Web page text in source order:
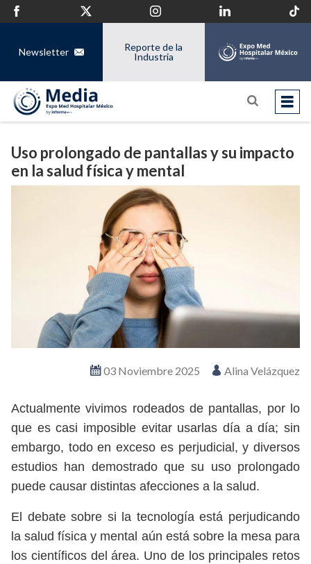
Newsletter
Reporte de la
Industria
Uso prolongado de pantallas y su impacto
en la salud física y mental
03 Noviembre 2025 Alina Velázquez
Actualmente vivimos rodeados de pantallas, por lo
que es casi imposible evitar usarlas día a día; sin
embargo, todo en exceso es perjudicial, y diversos
estudios han demostrado que su uso prolongado
puede causar distintas afecciones a la salud.
El debate sobre si la tecnología está perjudicando
la salud física y mental aún está sobre la mesa para
los científicos del área. Uno de los principales retos